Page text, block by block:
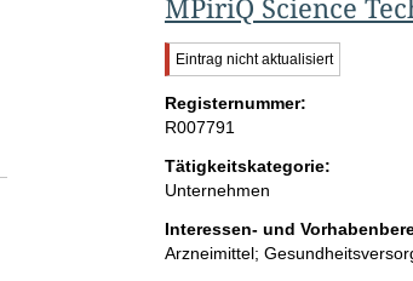
MPiriQ Science
W
i
c
h
i
g
r
H
Eintrag nicht aktualisiert
Registernummer:
R007791
Tätigkeitskategorie:
Unternehmen
Interessen- und
Arzneimittel;